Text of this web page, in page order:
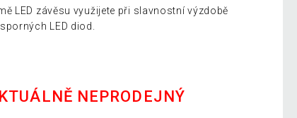
LED závěsu využijete při slavnostní výzdobě
LED diod.
NEPRODEJNÝ